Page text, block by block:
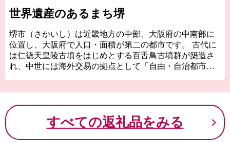
世界遺産のあるまち堺
堺市（さかいし）は近畿地方の中部、大阪府の中南部に
位置し、大阪府で人口・面積が第二の都市です。 古代に
は仁徳天皇陵古墳をはじめとする百舌鳥古墳群が築造さ
れ、中世には海外交易の拠点として「自由・自治都市」
令指定都市・堺は、南大阪の中核的都市として、関西の
文化・経済を牽引しています。
かつて「東洋のベニス」と呼ばれ、一大貿易都市として
すべての返礼品をみる